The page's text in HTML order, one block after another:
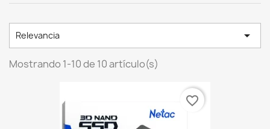
Relevancia 
Mostrando 1-10 de 10 artículo(s)
favorite_border